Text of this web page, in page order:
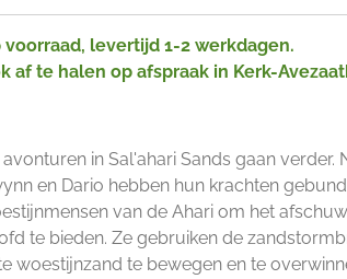
voorraad, levertijd 1-2 werkdagen.
af te halen op afspraak in Kerk-
avonturen in Sal'ahari Sands gaan verder.
en Dario hebben hun krachten
van de Ahari om het
te bieden. Ze gebruiken de
woestijnzand te bewegen en te